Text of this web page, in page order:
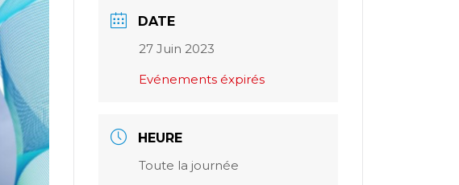
DATE
27 Juin 2023
Evénements éxpirés
HEURE
Toute la journée